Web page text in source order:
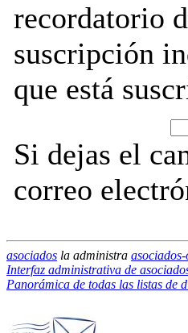
recordatorio
suscripción
que está
Si dejas el
correo
asociados la administra
Interfaz administrativa de
Panorámica de todas las listas de